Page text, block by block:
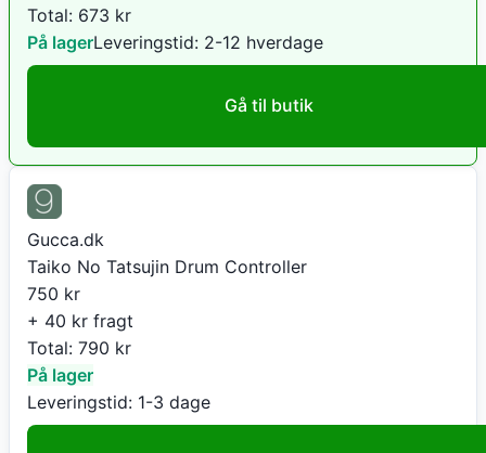
Total: 673 kr
På lagerLeveringstid: 2-12 hverdage
Gå til butik
Gucca.dk
Taiko No Tatsujin Drum Controller
750 kr
+ 40 kr fragt
Total: 790 kr
På lager
Leveringstid: 1-3 dage